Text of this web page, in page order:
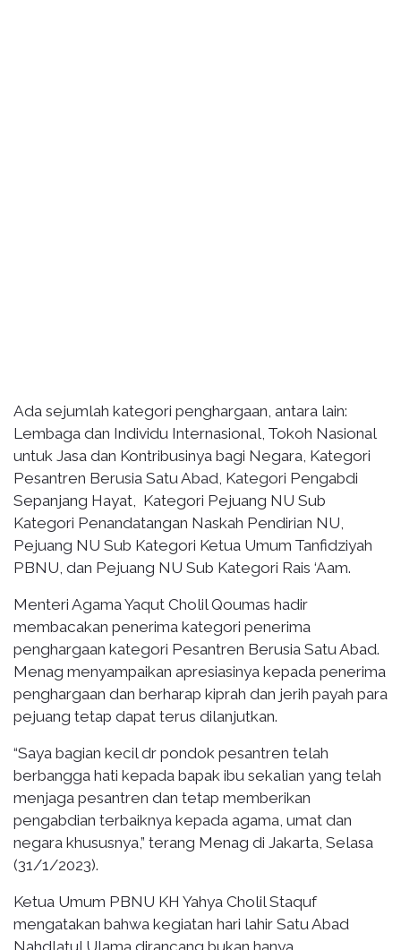
Ada sejumlah kategori penghargaan, antara lain:
Lembaga dan Individu Internasional, Tokoh Nasional
untuk Jasa dan Kontribusinya bagi Negara, Kategori
Pesantren Berusia Satu Abad, Kategori Pengabdi
Sepanjang Hayat, Kategori Pejuang NU Sub
Kategori Penandatangan Naskah Pendirian NU,
Pejuang NU Sub Kategori Ketua Umum Tanfidziyah
PBNU, dan Pejuang NU Sub Kategori Rais ‘Aam.
Menteri Agama Yaqut Cholil Qoumas hadir
membacakan penerima kategori penerima
penghargaan kategori Pesantren Berusia Satu Abad.
Menag menyampaikan apresiasinya kepada penerima
penghargaan dan berharap kiprah dan jerih payah para
pejuang tetap dapat terus dilanjutkan.
“Saya bagian kecil dr pondok pesantren telah
berbangga hati kepada bapak ibu sekalian yang telah
menjaga pesantren dan tetap memberikan
pengabdian terbaiknya kepada agama, umat dan
negara khususnya,” terang Menag di Jakarta, Selasa
(31/1/2023).
Ketua Umum PBNU KH Yahya Cholil Staquf
mengatakan bahwa kegiatan hari lahir Satu Abad